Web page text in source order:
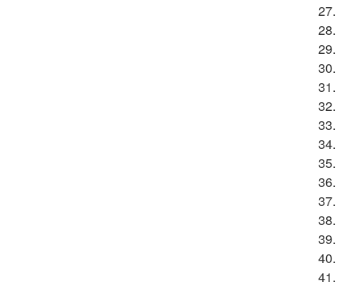
27.
28.
29.
30.
31.
32.
33.
34.
35.
36.
37.
38.
39.
40.
41.